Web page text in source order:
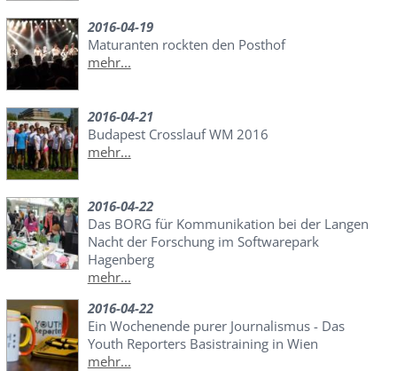
2016-04-19
Maturanten rockten den Posthof
mehr...
2016-04-21
Budapest Crosslauf WM 2016
mehr...
2016-04-22
Das BORG für Kommunikation bei der Langen
Nacht der Forschung im Softwarepark
Hagenberg
mehr...
2016-04-22
Ein Wochenende purer Journalismus - Das
Youth Reporters Basistraining in Wien
mehr...